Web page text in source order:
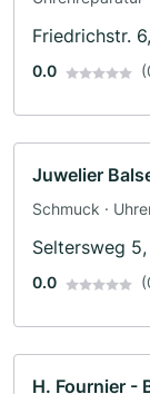
Friedrichstr.
0.0
Juwelier
Schmuck ·
Seltersweg
0.0
H. Fournier -